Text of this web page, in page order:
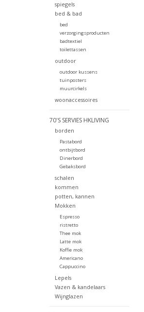
spiegels
bed & bad
bed
verzorgingsproducten
badtextiel
toilettassen
outdoor
outdoor kussens
tuinposters
muurcirkels
woonaccessoires
70'S SERVIES HKLIVING
borden
Pastabord
ontbijtbord
Dinerbord
Gebaksbord
schalen
kommen
potten, kannen
Mokken
Espresso
ristretto
Thee mok
Latte mok
Koffie mok
Americano
Cappuccino
Lepels
Vazen & kandelaars
Wijnglazen